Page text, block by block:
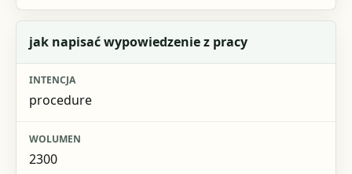
jak napisać wypowiedzenie z pracy
procedure
2300